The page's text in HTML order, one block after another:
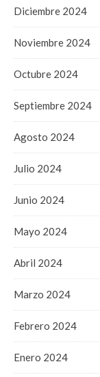
Diciembre 2024
Noviembre 2024
Octubre 2024
Septiembre 2024
Agosto 2024
Julio 2024
Junio 2024
Mayo 2024
Abril 2024
Marzo 2024
Febrero 2024
Enero 2024